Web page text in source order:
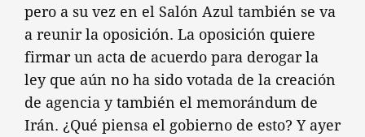
pero a su vez en el Salón Azul también se va
a reunir la oposición. La oposición quiere
firmar un acta de acuerdo para derogar la
ley que aún no ha sido votada de la creación
de agencia y también el memorándum de
Irán. ¿Qué piensa el gobierno de esto? Y ayer